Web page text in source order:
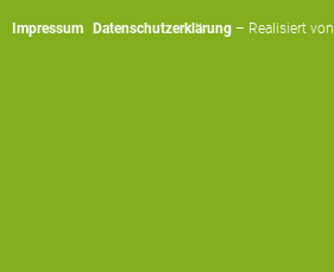
Impressum Datenschutzerklärung – Realisiert von